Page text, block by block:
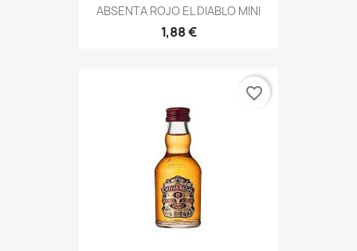
ABSENTA ROJO EL DIABLO MINI
1,88 €
favorite_border